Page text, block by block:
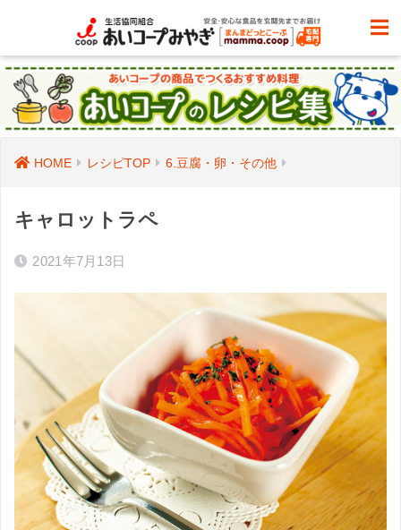
HOME レシピTOP 6.豆腐・卵・その他
キャロットラペ
2021年7月13日